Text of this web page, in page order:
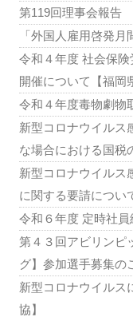
第119回理事会報告
「外国人雇用啓発月
令和４年度 社会保
開催について【福岡
令和４年度毒物劇物
新型コロナウイルス
な場合における国税
新型コロナウイルス
に関する要請につい
令和６年度 定時社員
第４３回アビリンピ
グ】参加選手募集の
新型コロナウイルス
協】